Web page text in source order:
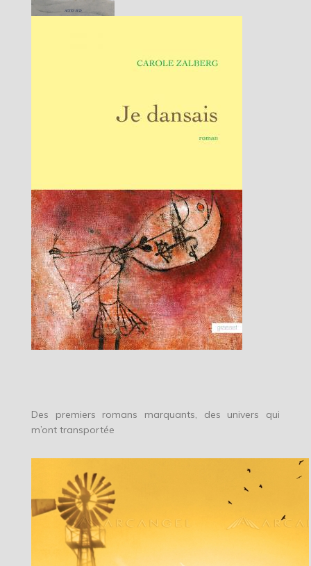
Des premiers romans marquants, des univers qui
m’ont transportée